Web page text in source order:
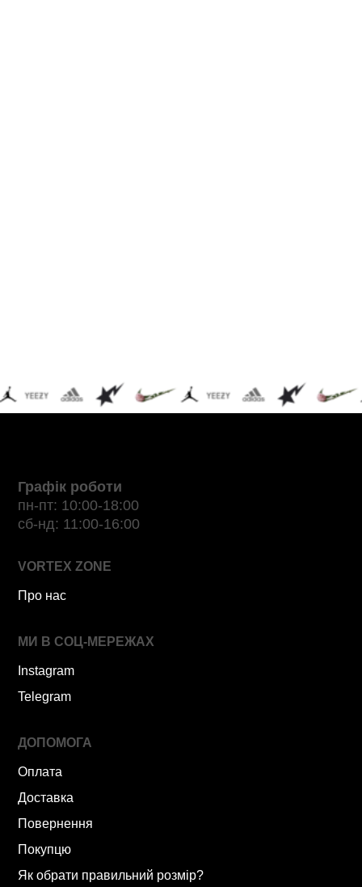
Графік роботи
пн-пт: 10:00-18:00
сб-нд: 11:00-16:00
VORTEX ZONE
Про нас
МИ В СОЦ-МЕРЕЖАХ
Instagram
Telegram
ДОПОМОГА
Оплата
Доставка
Повернення
Покупцю
Як обрати правильний розмір?